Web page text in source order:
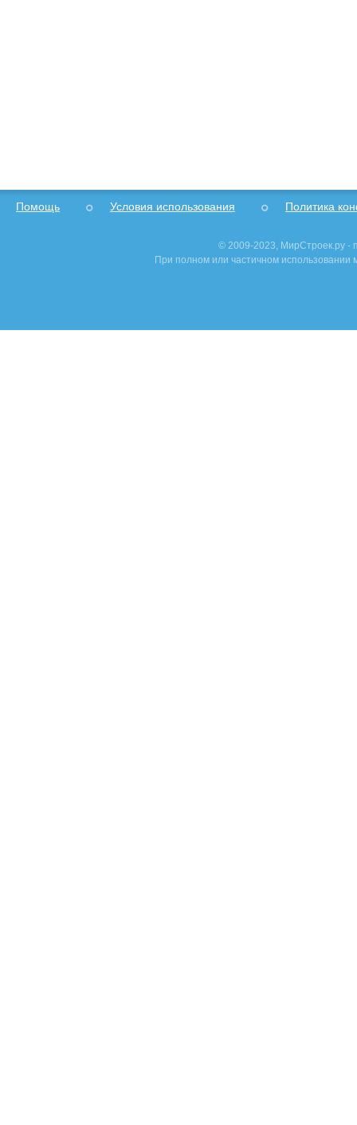
Помощь Условия использования Политика
© 2009-2023, МирСтроек.ру -
При полном или частичном использовании